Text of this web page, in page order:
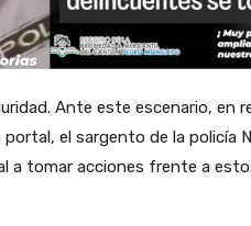
Ante este escenario, en
el sargento de la policía
a tomar acciones frente a